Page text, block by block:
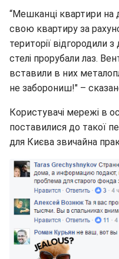
“Мешканці квартири на
свою квартиру за
території відгородили
стелі прорубали лаз.
вставили в них
не заборониш!" –
Користувачі мережі в
поставилися до такої
для Києва звичайна